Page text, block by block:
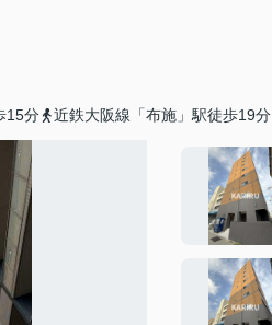
15分 近鉄大阪線「布施」駅徒歩19分